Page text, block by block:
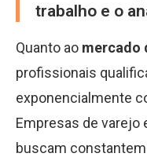
trabalho e o
Quanto ao mercado
profissionais
exponencialmente
Empresas de varejo
buscam